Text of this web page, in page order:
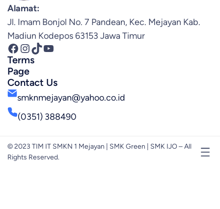
Alamat:
Jl. Imam Bonjol No. 7 Pandean, Kec. Mejayan Kab.
Madiun Kodepos 63153 Jawa Timur
Facebook InstagramTikTok YouTube
Terms
Page
Contact Us
smknmejayan@yahoo.co.id
(0351) 388490
© 2023 TIM IT SMKN 1 Mejayan | SMK Green | SMK IJO – All
Rights Reserved.